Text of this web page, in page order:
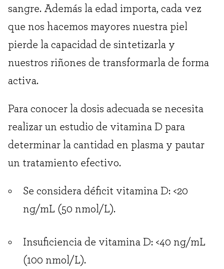
sangre. Además la edad importa, cada vez
que nos hacemos mayores nuestra piel
pierde la capacidad de sintetizarla y
nuestros riñones de transformarla de forma
activa.
Para conocer la dosis adecuada se necesita
realizar un estudio de vitamina D para
determinar la cantidad en plasma y pautar
un tratamiento efectivo.
Se considera déficit vitamina D: <20
ng/mL (50 nmol/L).
Insuficiencia de vitamina D: <40 ng/mL
(100 nmol/L).